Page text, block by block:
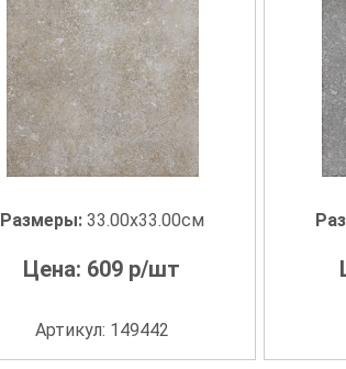
Размеры: 33.00x33.00см
Цена: 609 р/шт
Артикул: 149442